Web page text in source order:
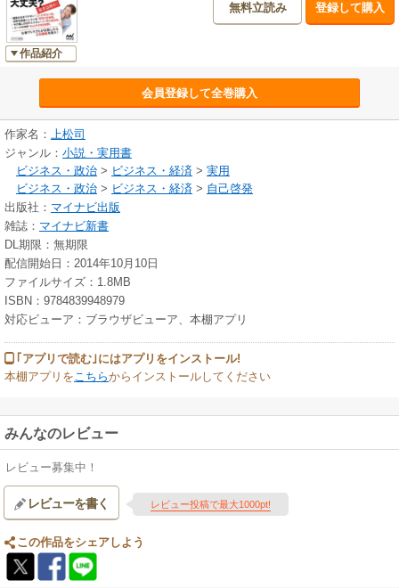
・人間関係が冷え込む「メール依存症」
・部下が倒れてしまう「指導熱中症」
他多数！
結果を出すチームのリーダーは、この会社習慣病の存在に気づき、対処し
ています。つまり、業績を伸ばすも、伸ばさないも、本書に収録した会社
書でいつのまにか職場をむしばむビジネスの悪習慣について学び、有効に
対処して、自分が望むビジネスの姿を実現しましょう！
作品紹介
無料立読み 登録して購入
会員登録して全巻購入
作家名： 上松司
ジャンル： 小説・実用書
ビジネス・政治 > ビジネス・経済 > 実用
ビジネス・政治 > ビジネス・経済 > 自己啓発
出版社： マイナビ出版
雑誌： マイナビ新書
DL期限：無期限
配信開始日：2014年10月10日
ファイルサイズ：1.8MB
ISBN：9784839948979
対応ビューア：ブラウザビューア、本棚アプリ
｢アプリで読む｣にはアプリをインストール!
本棚アプリをこちらからインストールしてください
みんなのレビュー
レビュー募集中！
レビューを書く レビュー投稿で最大1000pt!
この作品をシェアしよう